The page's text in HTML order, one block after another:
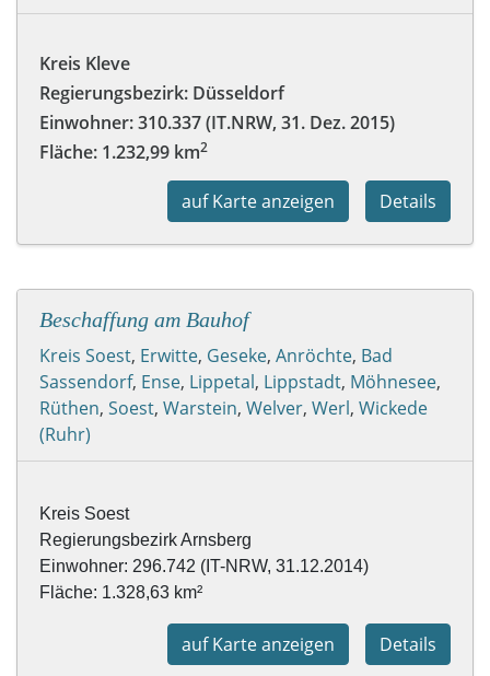
Kreis Kleve
Regierungsbezirk: Düsseldorf
Einwohner:310.337 (IT.NRW, 31. Dez. 2015)
Fläche: 1.232,99 km2
Details
auf Karte anzeigen
Beschaffung am Bauhof
Kreis Soest, Erwitte, Geseke, Anröchte, Bad
Sassendorf, Ense, Lippetal, Lippstadt, Möhnesee,
Rüthen, Soest, Warstein, Welver, Werl, Wickede
(Ruhr)
Kreis Soest
Regierungsbezirk Arnsberg
Einwohner: 296.742 (IT-NRW, 31.12.2014)
Fläche: 1.328,63 km²
Details
auf Karte anzeigen